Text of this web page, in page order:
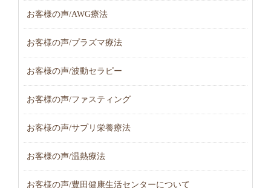
お客様の声/AWG療法
お客様の声/プラズマ療法
お客様の声/波動セラピー
お客様の声/ファスティング
お客様の声/サプリ栄養療法
お客様の声/温熱療法
お客様の声/豊田健康生活センターについて